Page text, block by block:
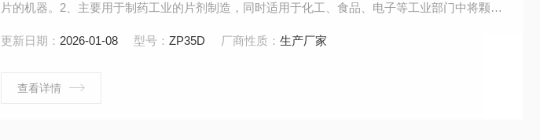
片的机器。2、主要用于制药工业的片剂制造，同时适用于化工、食品、电子等工业部门中将颗粒
用于半固体、潮湿颗粒、低熔点、易潮原料和无颗粒的粉末压制。
更新日期： 2026-01-08 型号：ZP35D 厂商性质：生产厂家
查看详情